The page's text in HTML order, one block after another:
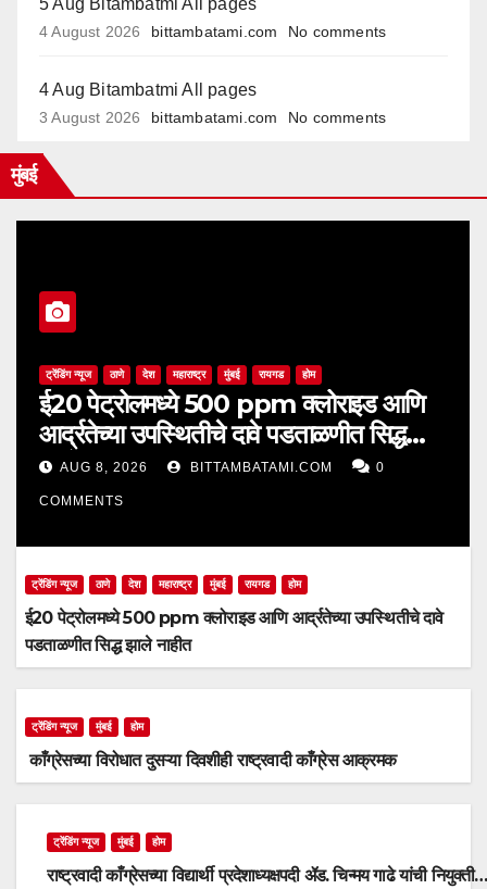
5 Aug Bitambatmi All pages
4 August 2026 bittambatami.com No comments
4 Aug Bitambatmi All pages
3 August 2026 bittambatami.com No comments
मुंबई
ट्रेंडिंग न्यूज ठाणे देश महाराष्ट्र मुंबई रायगड होम
ई20 पेट्रोलमध्ये 500 ppm क्लोराइड आणि
आर्द्रतेच्या उपस्थितीचे दावे पडताळणीत सिद्ध
झाले नाहीत
AUG 8, 2026 BITTAMBATAMI.COM 0
COMMENTS
ट्रेंडिंग न्यूज ठाणे देश महाराष्ट्र मुंबई रायगड होम
ई20 पेट्रोलमध्ये 500 ppm क्लोराइड आणि आर्द्रतेच्या उपस्थितीचे दावे
पडताळणीत सिद्ध झाले नाहीत
ट्रेंडिंग न्यूज मुंबई होम
काँग्रेसच्या विरोधात दुसऱ्या दिवशीही राष्ट्रवादी काँग्रेस आक्रमक
ट्रेंडिंग न्यूज मुंबई होम
राष्ट्रवादी काँग्रेसच्या विद्यार्थी प्रदेशाध्यक्षपदी ॲड. चिन्मय गाढे यांची नियुक्ती…